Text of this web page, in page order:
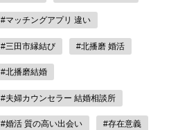
#マッチングアプリ 違い
#三田市縁結び #北播磨 婚活
#北播磨結婚
#夫婦カウンセラー 結婚相談所
#婚活 質の高い出会い #存在意義